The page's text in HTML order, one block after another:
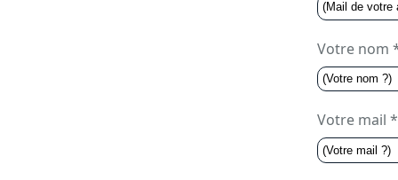
Votre nom
Votre mail *